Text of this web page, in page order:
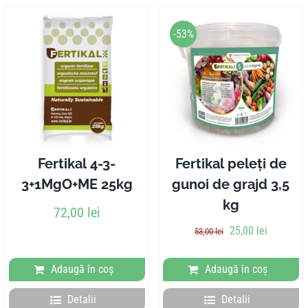
Fertikal 4-3-
3+1MgO+ME 25kg
72,00 lei
Adaugă în coș
Detalii
-53%
Fertikal peleți de
gunoi de grajd 3,5
kg
53,00lei
Prețul
a
fost:
53,00 lei.
25,00 leiPrețul
este:
25,00 lei.
Adaugă în coș
Detalii